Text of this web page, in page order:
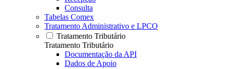
Consulta
Tabelas Comex
Tratamento Administrativo e LPCO
Tratamento Tributário
Tratamento Tributário
Documentação da API
Dados de Apoio